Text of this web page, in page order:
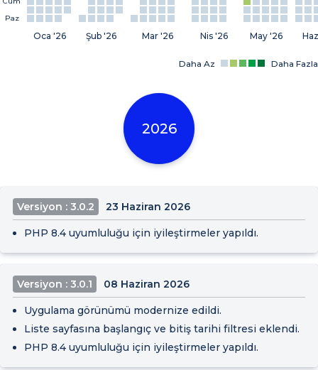
Paz
Oca '26 Şub '26 Mar '26 Nis '26 May '26
Daha Az Daha Fazla
2026
Versiyon : 3.0.2 23 Haziran 2026
PHP 8.4 uyumluluğu için iyileştirmeler yapıldı.
Versiyon : 3.0.1 08 Haziran 2026
Uygulama görünümü modernize edildi.
Liste sayfasına başlangıç ve bitiş tarihi filtresi eklendi.
PHP 8.4 uyumluluğu için iyileştirmeler yapıldı.